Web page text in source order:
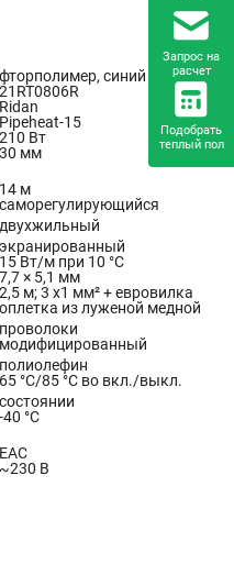
фторполимер, синий
21RT0806R
Ridan
Pipeheat-15
210 Вт
30 мм
14 м
саморегулирующийся
двухжильный
экранированный
15 Вт/м при 10 °С
7,7 × 5,1 мм
2,5 м; 3 x1 мм² + евровилка
оплетка из луженой медной
проволоки
модифицированный
полиолефин
65 °С/85 °С во вкл./выкл.
состоянии
-40 °С
EAC
~230 В
Запрос на
расчет
Подобрать
теплый пол